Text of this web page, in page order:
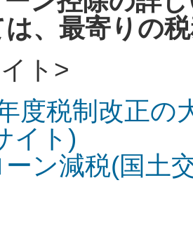
、最寄りの
ト>
度税制改正の
イト)
ン減税(国土